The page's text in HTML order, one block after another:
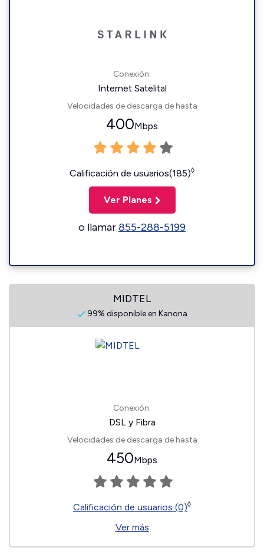
Conexión:
Internet Satelital
Velocidades de descarga de hasta
400Mbps
Calificación de usuarios(185)◊
Ver Planes
o llamar855-288-5199
MIDTEL
99% disponible en Kanona
Conexión:
DSL y Fibra
Velocidades de descarga de hasta
450Mbps
Calificación de usuarios (0)◊
Ver más